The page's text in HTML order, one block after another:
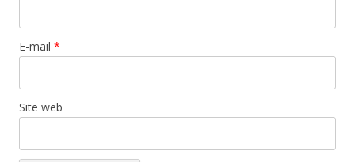
E-mail *
Site web